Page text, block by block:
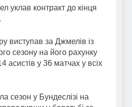
уклав контракт до кінця
виступав за Джмелів із
сезону на його рахунку
асистів у 36 матчах у всіх
сезон у Бундеслізі на